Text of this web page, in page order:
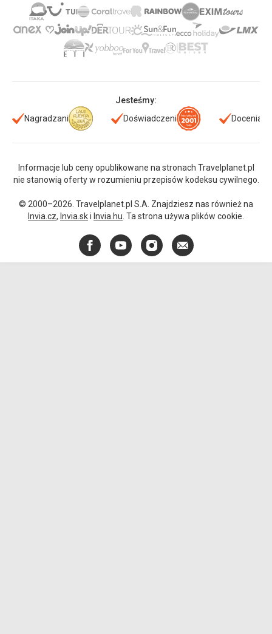
Jesteśmy:
Nagradzani
Doświadczeni Doceniani
Informacje lub ceny opublikowane na stronach Travelplanet.pl
nie stanowią oferty w rozumieniu przepisów kodeksu cywilnego.
© 2000–2026. Travelplanet.pl S.A. Znajdziesz nas również na
Invia.cz, Invia.ski Invia.hu . Ta strona używa plików cookie.
FacebookYouTubeInstagram
E-
mail